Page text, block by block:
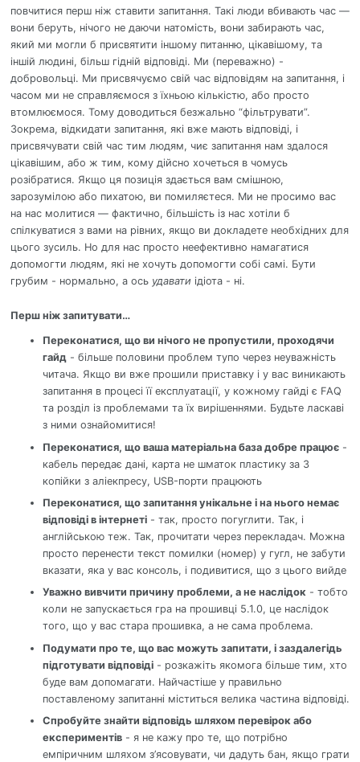
повчитися перш ніж ставити запитання. Такі люди вбивають час —
вони беруть, нічого не даючи натомість, вони забирають час,
який ми могли б присвятити іншому питанню, цікавішому, та
іншій людині, більш гідній відповіді. Ми (переважно) -
добровольці. Ми присвячуємо свій час відповідям на запитання, і
часом ми не справляємося з їхньою кількістю, або просто
втомлюємося. Тому доводиться безжально “фільтрувати”.
Зокрема, відкидати запитання, які вже мають відповіді, і
присвячувати свій час тим людям, чиє запитання нам здалося
цікавішим, або ж тим, кому дійсно хочеться в чомусь
розібратися. Якщо ця позиція здається вам смішною,
зарозумілою або пихатою, ви помиляєтеся. Ми не просимо вас
на нас молитися — фактично, більшість із нас хотіли б
спілкуватися з вами на рівних, якщо ви докладете необхідних для
цього зусиль. Но для нас просто неефективно намагатися
допомогти людям, які не хочуть допомогти собі самі. Бути
грубим - нормально, а ось удаватиідіота - ні.
Перш ніж запитувати…
Переконатися, що ви нічого не пропустили, проходячи
гайд- більше половини проблем тупо через неуважність
читача. Якщо ви вже прошили приставку і у вас виникають
запитання в процесі її експлуатації, у кожному гайді є FAQ
та розділ із проблемами та їх вирішеннями. Будьте ласкаві
з ними ознайомитися!
Переконатися, що ваша матеріальна база добре працює-
кабель передає дані, карта не шматок пластику за 3
копійки з аліекпресу, USB-порти працюють
Переконатися, що запитання унікальне і на нього немає
відповіді в інтернеті- так, просто погуглити. Так, і
англійською теж. Так, прочитати через перекладач. Можна
просто перенести текст помилки (номер) у гугл, не забути
вказати, яка у вас консоль, і подивитися, що з цього вийде
Уважно вивчити причину проблеми, а не наслідок- тобто
коли не запускається гра на прошивці 5.1.0, це наслідок
того, що у вас стара прошивка, а не сама проблема.
Подумати про те, що вас можуть запитати, і заздалегідь
підготувати відповіді- розкажіть якомога більше тим, хто
буде вам допомагати. Найчастіше у правильно
поставленому запитанні міститься велика частина відповіді.
Спробуйте знайти відповідь шляхом перевірок або
експериментів- я не кажу про те, що потрібно
емпіричним шляхом з’ясовувати, чи дадуть бан, якщо грати